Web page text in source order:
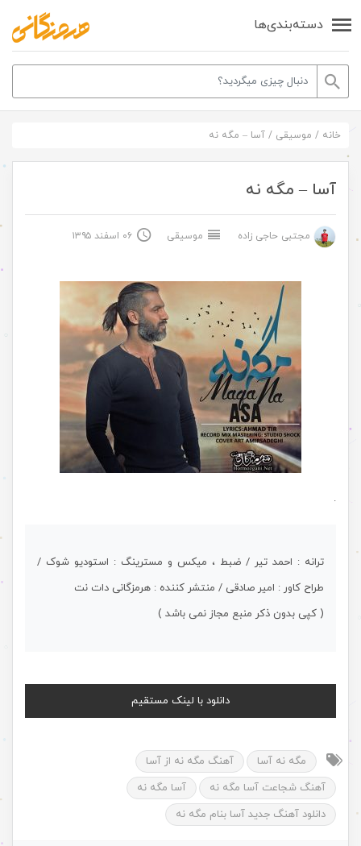
دسته‌بندی‌ها
خانه / موسیقی / آسا – مگه نه
آسا – مگه نه
مجتبی حاجی زاده موسیقی ۰۶ اسفند ۱۳۹۵
.
ترانه : احمد تیر / ضبط ، میکس و مسترینگ : استودیو شوک /
طراح کاور : امیر صادقی / منتشر کننده : هرمزگانی دات نت
( کپی بدون ذکر منبع مجاز نمی باشد )
دانلود با لینک مستقیم
مگه نه آسا
آهنگ مگه نه از آسا
آهنگ شجاعت آسا مگه نه
آسا مگه نه
دانلود آهنگ جدید آسا بنام مگه نه